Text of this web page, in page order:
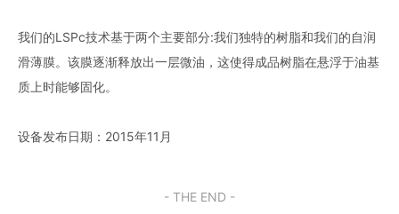
我们的LSPc技术基于两个主要部分:我们独特的树脂和我们的自润
滑薄膜。该膜逐渐释放出一层微油，这使得成品树脂在悬浮于油基
质上时能够固化。
设备发布日期：2015年11月
- THE END -